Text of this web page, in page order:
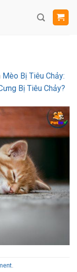
Mèo Bị Tiêu Chảy:
Bị Tiêu Chảy?
.